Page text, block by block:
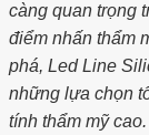
càng quan trọng
điểm nhấn thẩm
phá, Led Line
những lựa chọn
tính thẩm mỹ